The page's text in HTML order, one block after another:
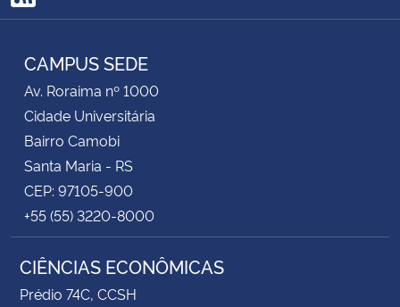
RSS
CAMPUS SEDE
Av. Roraima nº 1000
Cidade Universitária
Bairro Camobi
Santa Maria - RS
CEP: 97105-900
+55 (55) 3220-8000
CIÊNCIAS ECONÔMICAS
Prédio 74C, CCSH